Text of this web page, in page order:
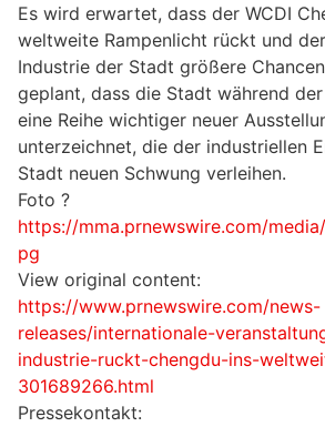
Es wird erwartet, dass der WCDI
weltweite Rampenlicht rückt und
Industrie der Stadt größere
geplant, dass die Stadt während
eine Reihe wichtiger neuer
unterzeichnet, die der industriellen
Stadt neuen Schwung verleihen.
Foto ?
https://mma.prnewswire.com/media/
pg
View original content:
https://www.prnewswire.com/news-
releases/internationale-
industrie-ruckt-chengdu-ins-
301689266.html
Pressekontakt: